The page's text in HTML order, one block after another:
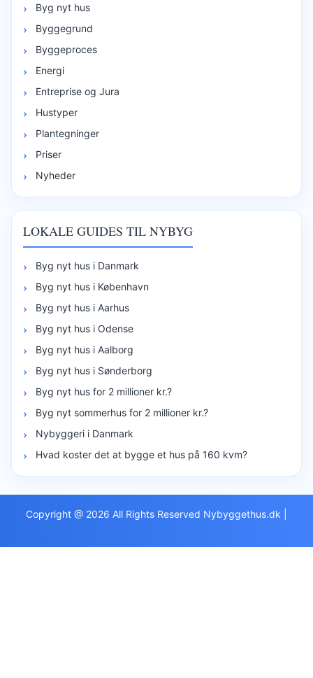
Byg nyt hus
Byggegrund
Byggeproces
Energi
Entreprise og Jura
Hustyper
Plantegninger
Priser
Nyheder
LOKALE GUIDES TIL NYBYG
Byg nyt hus i Danmark
Byg nyt hus i København
Byg nyt hus i Aarhus
Byg nyt hus i Odense
Byg nyt hus i Aalborg
Byg nyt hus i Sønderborg
Byg nyt hus for 2 millioner kr.?
Byg nyt sommerhus for 2 millioner kr.?
Nybyggeri i Danmark
Hvad koster det at bygge et hus på 160 kvm?
Copyright @ 2026 All Rights Reserved Nybyggethus.dk